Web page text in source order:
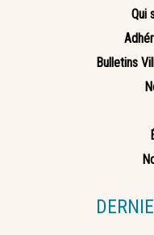
Qui
Bulletins